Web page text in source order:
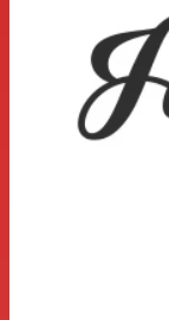
Plusieurs
la position
Les bras et les
en caoutchouc
Convient à
Profondeur des